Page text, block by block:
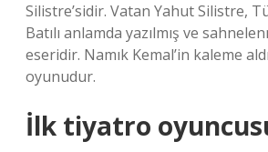
Silistre’sidir. Vatan Yahut Silistre,
Batılı anlamda yazılmış ve
eseridir. Namık Kemal’in kaleme
oyunudur.
İlk tiyatro